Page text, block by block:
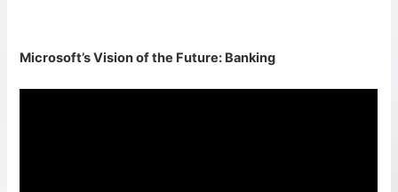
Microsoft’s Vision of the Future: Banking